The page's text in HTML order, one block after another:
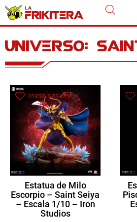
contenido
Universo:
Inicie sesión
Estatua de Milo
Escorpio – Saint Seiya
– Escala 1/10 – Iron
Studios